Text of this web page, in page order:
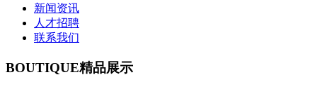
新闻资讯
人才招聘
联系我们
BOUTIQUE精品展示